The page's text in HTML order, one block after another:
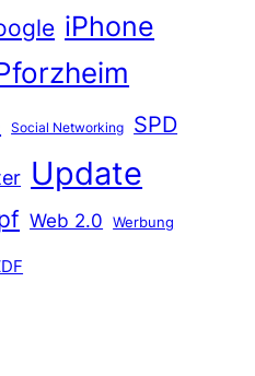
iPhone
Social Networking
SPD
Update
Web 2.0 Werbung